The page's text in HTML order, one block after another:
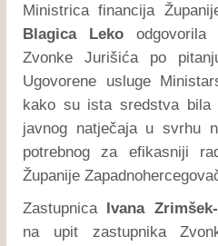
Ministrica financija
Blagica Leko
Zvonke Jurišića po
Ugovorene usluge
kako su ista sredstva bila
javnog natječaja u svrhu
potrebnog za efikasniji
Županije
Zastupnica Ivana
na upit zastupnika